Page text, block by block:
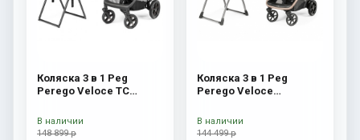
Коляска 3 в 1 Peg
Perego Veloce TC
Bark New
148 899 р
В наличии
Коляска 3 в 1 Peg
Perego Veloce
Amour
144 499 р
В наличии